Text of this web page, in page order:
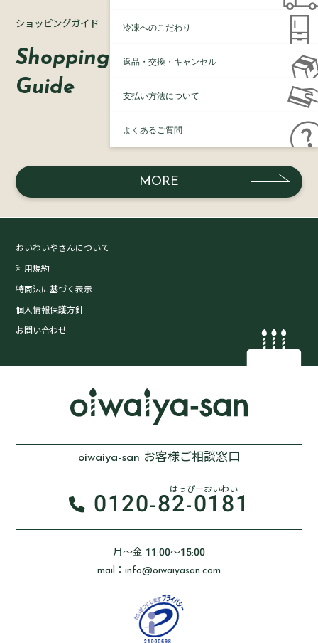
ショッピングガイド
Shopping
Guide
MORE
冷凍へのこだわり
返品・交換・キャンセル
支払い方法について
よくあるご質問
おいわいやさんについて
利用規約
特商法に基づく表示
個人情報保護方針
お問い合わせ
oiwaiya-san お客様ご相談窓口
0120-82-0181
はっぴーおいわい
月～金 11:00～15:00
mail：info@oiwaiyasan.com